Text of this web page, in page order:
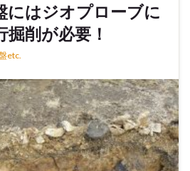
にはジオプローブに
掘削が必要！
etc.